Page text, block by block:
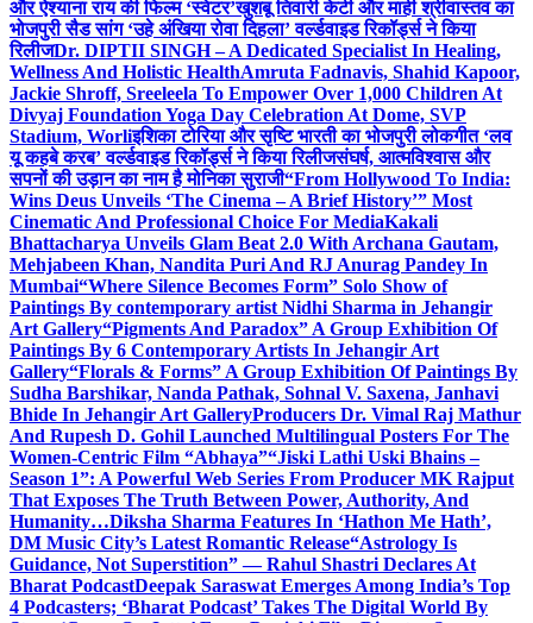
और ऐश्याना राय की फिल्म ‘स्वेटर’खुशबू तिवारी केटी और माही श्रीवास्तव का
भोजपुरी सैड सांग ‘उहे अंखिया रोवा दिहला’ वर्ल्डवाइड रिकॉर्ड्स ने किया
रिलीजDr. DIPTII SINGH – A Dedicated Specialist In Healing,
Wellness And Holistic HealthAmruta Fadnavis, Shahid Kapoor,
Jackie Shroff, Sreeleela To Empower Over 1,000 Children At
Divyaj Foundation Yoga Day Celebration At Dome, SVP
Stadium, Worliइशिका टोरिया और सृष्टि भारती का भोजपुरी लोकगीत ‘लव
यू कहबे करब’ वर्ल्डवाइड रिकॉर्ड्स ने किया रिलीजसंघर्ष, आत्मविश्वास और
सपनों की उड़ान का नाम है मोनिका सुराजी“From Hollywood To India:
Wins Deus Unveils ‘The Cinema – A Brief History’” Most
Cinematic And Professional Choice For MediaKakali
Bhattacharya Unveils Glam Beat 2.0 With Archana Gautam,
Mehjabeen Khan, Nandita Puri And RJ Anurag Pandey In
Mumbai“Where Silence Becomes Form” Solo Show of
Paintings By contemporary artist Nidhi Sharma in Jehangir
Art Gallery“Pigments And Paradox” A Group Exhibition Of
Paintings By 6 Contemporary Artists In Jehangir Art
Gallery“Florals & Forms” A Group Exhibition Of Paintings By
Sudha Barshikar, Nanda Pathak, Sohnal V. Saxena, Janhavi
Bhide In Jehangir Art GalleryProducers Dr. Vimal Raj Mathur
And Rupesh D. Gohil Launched Multilingual Posters For The
Women-Centric Film “Abhaya”“Jiski Lathi Uski Bhains –
Season 1”: A Powerful Web Series From Producer MK Rajput
That Exposes The Truth Between Power, Authority, And
Humanity…Diksha Sharma Features In ‘Hathon Me Hath’,
DM Music City’s Latest Romantic Release“Astrology Is
Guidance, Not Superstition” — Rahul Shastri Declares At
Bharat PodcastDeepak Saraswat Emerges Among India’s Top
4 Podcasters; ‘Bharat Podcast’ Takes The Digital World By